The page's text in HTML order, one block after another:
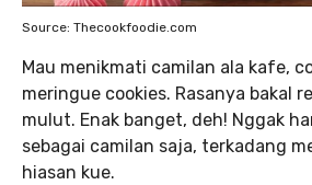
Source: Thecookfoodie.com
Mau menikmati camilan ala kafe,
meringue cookies. Rasanya bakal
mulut. Enak banget, deh! Nggak
sebagai camilan saja, terkadang
hiasan kue.